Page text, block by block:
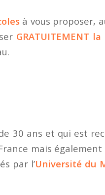
à vous proposer,
GRATUITEMENT la
30 ans et qui est
mais également
par l’Université du